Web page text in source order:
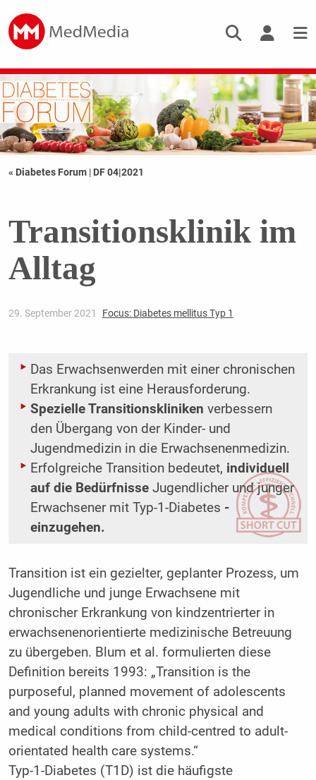
« Diabetes Forum | DF 04|2021
Transitionsklinik im
Alltag
29. September 2021 Focus: Diabetes mellitus Typ 1
Das Erwachsenwerden mit einer chronischen
Erkrankung ist eine Herausforderung.
Spezielle Transitionskliniken verbessern
den Übergang von der Kinder- und
Jugendmedizin in die ­Erwachsenenmedizin.
Erfolgreiche Transition bedeutet, individuell
auf die BedürfnisseJugendlicher und junger
­Erwachsener mit Typ-1-Diabetes ­
einzugehen.
Transition ist ein gezielter, geplanter Prozess, um
Jugendliche und junge Erwachsene mit
chronischer Erkrankung von kindzentrierter in
erwachsenenorientierte medizinische Betreuung
zu übergeben. Blum et al. formulierten diese
Definition bereits 1993: „Transition is the
purposeful, planned movement of adolescents
and young adults with chronic physical and
medical conditions from child-centred to adult-
orientated health care systems.“
Typ-1-Diabetes (T1D) ist die häufigste